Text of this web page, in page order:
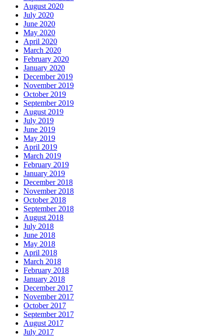
August 2020
July 2020
June 2020
May 2020
April 2020
March 2020
February 2020
January 2020
December 2019
November 2019
October 2019
September 2019
August 2019
July 2019
June 2019
May 2019
April 2019
March 2019
February 2019
January 2019
December 2018
November 2018
October 2018
September 2018
August 2018
July 2018
June 2018
May 2018
April 2018
March 2018
February 2018
January 2018
December 2017
November 2017
October 2017
September 2017
August 2017
July 2017